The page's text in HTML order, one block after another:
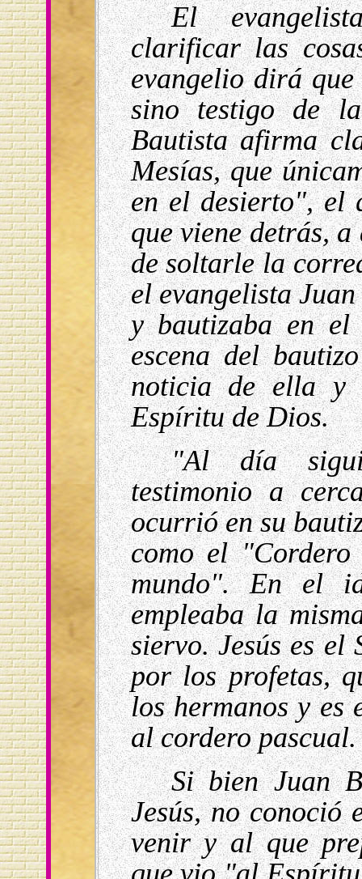
El
clarificar las
evangelio dirá
sino testigo de
Bautista afirma
Mesías, que
en el desierto", el
que viene detrás,
de soltarle la
el evangelista
y bautizaba en
escena del
noticia de ella y
Espíritu de Dios.
"Al día
testimonio a
ocurrió en su
como el
mundo". En el
empleaba la
siervo. Jesús es el
por los profetas,
los hermanos y es
al cordero pascual.
Si bien Juan
Jesús, no conoció
venir y al que